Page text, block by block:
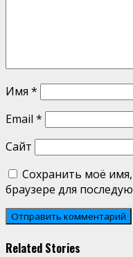
Имя *
Email *
Сайт
Сохранить моё
браузере для
Related Stories